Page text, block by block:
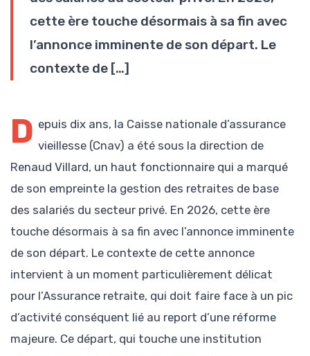
cette ère touche désormais à sa fin avec
l’annonce imminente de son départ. Le
contexte de […]
D epuis dix ans, la Caisse nationale d’assurance
vieillesse (Cnav) a été sous la direction de
Renaud Villard, un haut fonctionnaire qui a marqué
de son empreinte la gestion des retraites de base
des salariés du secteur privé. En 2026, cette ère
touche désormais à sa fin avec l’annonce imminente
de son départ. Le contexte de cette annonce
intervient à un moment particulièrement délicat
pour l’Assurance retraite, qui doit faire face à un pic
d’activité conséquent lié au report d’une réforme
majeure. Ce départ, qui touche une institution